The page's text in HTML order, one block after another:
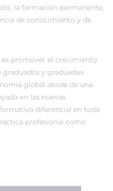
la formación permanente,
de conocimiento y de
es promover el crecimiento
y graduadas
global desde de una
en las nuevas
diferencial en toda
profesional como